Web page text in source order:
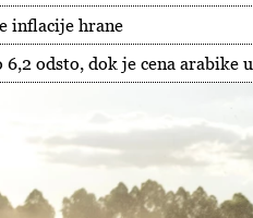
inflacije hrane
6,2 odsto, dok je cena arabike